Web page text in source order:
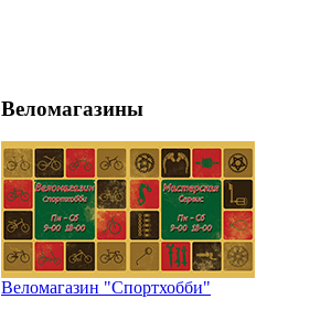
Веломагазины
Веломагазин "Спортхобби"